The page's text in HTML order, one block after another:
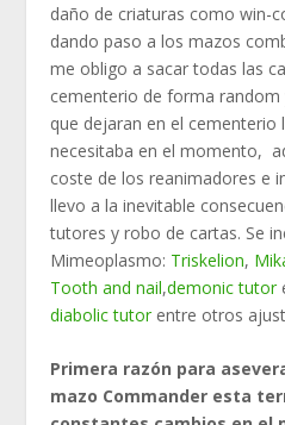
daño de criaturas como win-
dando paso a los mazos
me obligo a sacar todas las
cementerio de forma random
que dejaran en el cementerio
necesitaba en el momento,
coste de los reanimadores e
llevo a la inevitable
tutores y robo de cartas. Se
Mimeoplasmo: Triskelion,
Tooth and nail,demonic tutor
diabolic tutor entre otros
Primera razón para
mazo Commander esta